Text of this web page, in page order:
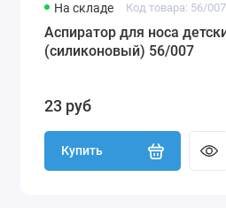
На складе Код товара: 56/007
Аспиратор для носа
(силиконовый) 56/007
23 руб
Купить